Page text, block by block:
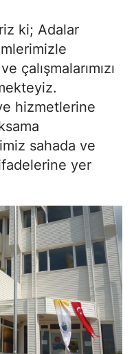
ki; Adalar
çalışmalarımızı
hizmetlerine
sahada ve
yer